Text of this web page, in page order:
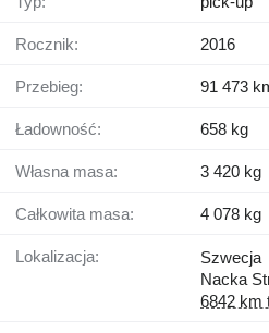
Rocznik: 2016
Przebieg: 91 473
Ładowność: 658 kg
Własna masa: 3 420 kg
Całkowita masa: 4 078 kg
Lokalizacja:
Szwecja
Nacka
6842 km